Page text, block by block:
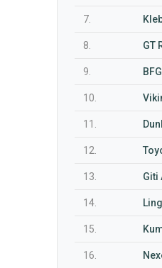
7.
8. GT
9.
10.
11.
12.
13. Giti
14.
15.
16.